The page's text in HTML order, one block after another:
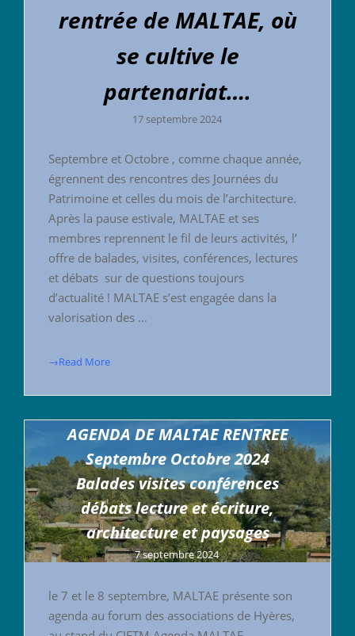
rentrée de MALTAE, où
se cultive le
partenariat….
17 septembre 2024
Septembre et Octobre , comme chaque année,
égrennent des rencontres des Journées du
Patrimoine et celles du mois de l’architecture.
Après la pause estivale, MALTAE et ses
membres reprennent le fil de leurs activités, l’
offre de balades, visites, conférences, lectures
et débats sur de questions toujours
d’actualité ! MALTAE s’est engagée dans la
valorisation des …
→Read More
AGENDA DE MALTAE RENTREE
Septembre Octobre 2024
Balades visites conférences
débats lecture et écriture,
architecture et paysages
7 septembre 2024
le 7 et le 8 septembre, MALTAE présente son
agenda au forum des associations de Hyères,